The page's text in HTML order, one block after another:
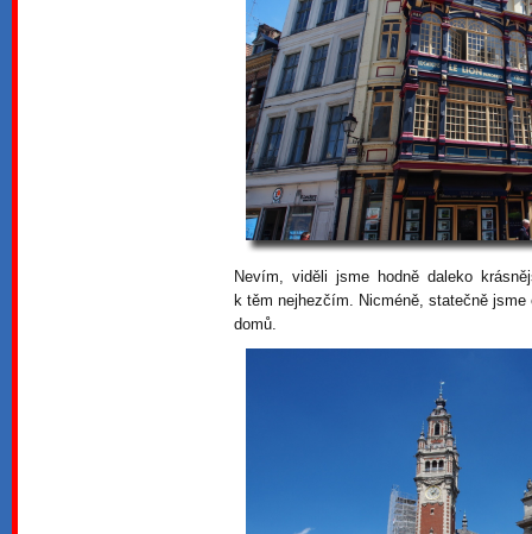
Nevím, viděli jsme hodně daleko
k těm nejhezčím. Nicméně, statečně
domů.